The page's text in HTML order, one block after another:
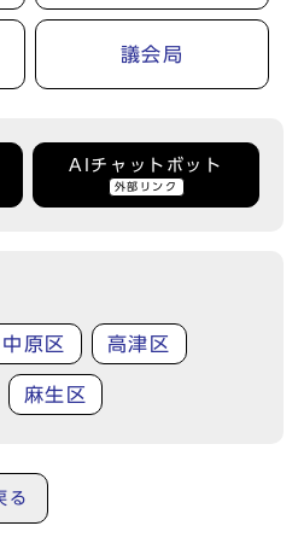
議会局
AIチャットボット
外部リンク
中原区 高津区
麻生区
る